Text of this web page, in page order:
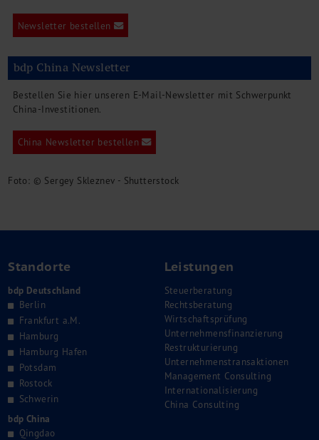
Newsletter bestellen
bdp China Newsletter
Bestellen Sie hier unseren E-Mail-Newsletter mit Schwerpunkt
China-Investitionen.
China Newsletter bestellen
Foto: © Sergey Skleznev - Shutterstock
Standorte
bdp Deutschland
Berlin
Frankfurt a.M.
Hamburg
Hamburg Hafen
Potsdam
Rostock
Schwerin
bdp China
Qingdao
Leistungen
Steuerberatung
Rechtsberatung
Wirtschaftsprüfung
Unternehmensfinanzierung
Restrukturierung
Unternehmenstransaktionen
Management Consulting
Internationalisierung
China Consulting